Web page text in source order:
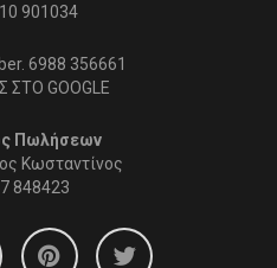
901034
6988 356661
ΣΤΟ GOOGLE
Πωλήσεων
Κωσταντίνος
848423